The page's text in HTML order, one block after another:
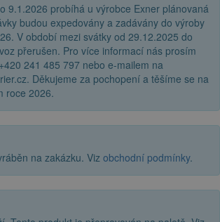
9.1.2026 probíhá u výrobce Exner plánovaná
budou expedovány a zadávány do výroby
V období mezi svátky od 29.12.2025 do
přerušen. Pro více informací nás prosím
241 485 797 nebo e-mailem na
Děkujeme za pochopení a těšíme se na
roce 2026.
na zakázku. Viz obchodní podmínky.